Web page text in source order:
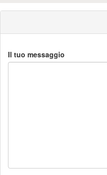
Il tuo messaggio